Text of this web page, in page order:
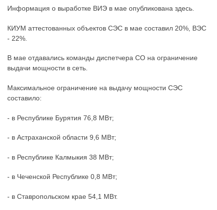
Информация о выработке ВИЭ в мае опубликована здесь.
КИУМ аттестованных объектов СЭС в мае составил 20%, ВЭС
- 22%.
В мае отдавались команды диспетчера СО на ограничение
выдачи мощности в сеть.
Максимальное ограничение на выдачу мощности СЭС
составило:
- в Республике Бурятия 76,8 МВт;
- в Астраханской области 9,6 МВт;
- в Республике Калмыкия 38 МВт;
- в Чеченской Республике 0,8 МВт;
- в Ставропольском крае 54,1 МВт.